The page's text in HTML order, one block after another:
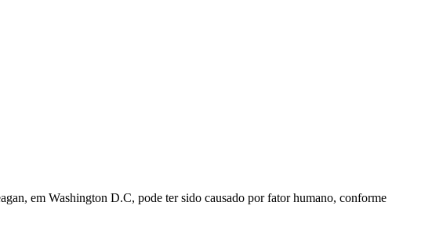
em Washington D.C, pode ter sido causado por fator humano, conforme